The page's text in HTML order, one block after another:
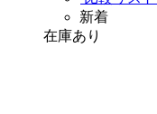
新着
在庫あり